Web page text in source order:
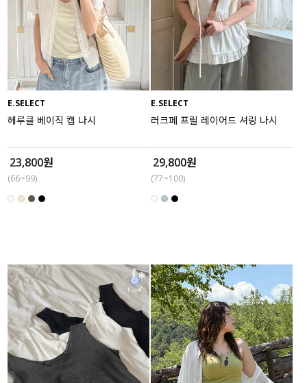
E.SELECT
헤루클 베이직 캡 나시
23,800원
(66~99)
E.SELECT
러크페 프릴 레이어드 셔링 나시
29,800원
(77~100)